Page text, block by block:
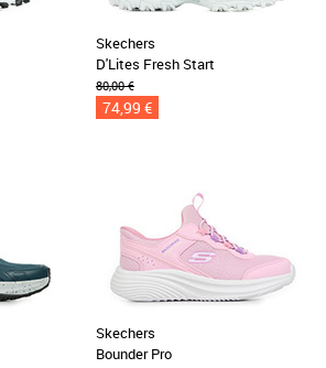
Skechers
D'Lites Fresh Start
80,00 €
74,99 €
Skechers
Bounder Pro